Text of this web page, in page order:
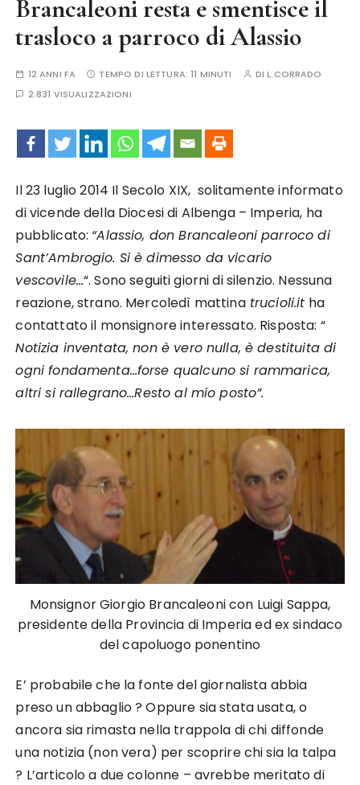
Brancaleoni resta e smentisce il
trasloco a parroco di Alassio
12 ANNI FA TEMPO DI LETTURA:11 MINUTI DIL.CORRADO
2.831 VISUALIZZAZIONI
Il 23 luglio 2014 Il Secolo XIX, solitamente informato
di vicende della Diocesi di Albenga – Imperia, ha
pubblicato: “Alassio, don Brancaleoni parroco di
Sant’Ambrogio. Si è dimesso da vicario
vescovile…“. Sono seguiti giorni di silenzio. Nessuna
reazione, strano. Mercoledì mattinatrucioli.it ha
contattato il monsignore interessato. Risposta: “
Notizia inventata, non è vero nulla, è destituita di
ogni fondamenta…forse qualcuno si rammarica,
altri si rallegrano…Resto al mio posto”.
Monsignor Giorgio Brancaleoni con Luigi Sappa,
presidente della Provincia di Imperia ed ex sindaco
del capoluogo ponentino
E’ probabile che la fonte del giornalista abbia
preso un abbaglio ? Oppure sia stata usata, o
ancora sia rimasta nella trappola di chi diffonde
una notizia (non vera) per scoprire chi sia la talpa
? L’articolo a due colonne – avrebbe meritato di